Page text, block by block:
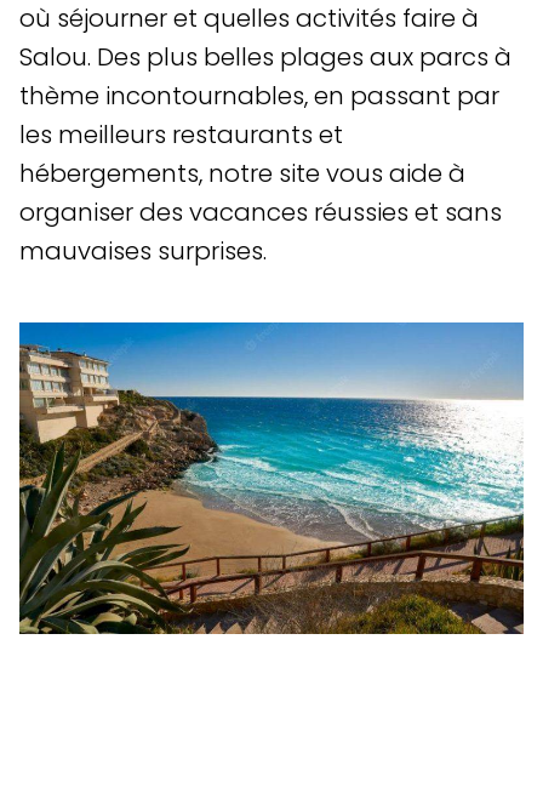
où séjourner et quelles activités faire à
Salou. Des plus belles plages aux parcs à
thème incontournables, en passant par
les meilleurs restaurants et
hébergements, notre site vous aide à
organiser des vacances réussies et sans
mauvaises surprises.